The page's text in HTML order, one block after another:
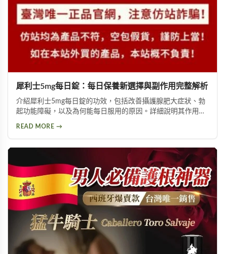
犀利士5mg每日錠：每日保養新選擇與副作用完整解析
介紹犀利士5mg每日錠的功效，包括改善攝護腺肥大症狀、勃
起功能障礙，以及為何能每日服用的原因。詳細說明其作用機
READ MORE →